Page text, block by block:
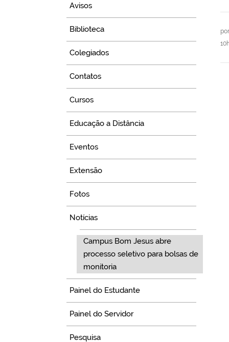
Avisos
Biblioteca
Colegiados
Contatos
Cursos
Educação a Distância
Eventos
Extensão
Fotos
Notícias
Campus Bom Jesus abre
processo seletivo para bolsas de
monitoria
Painel do Estudante
Painel do Servidor
Pesquisa
por